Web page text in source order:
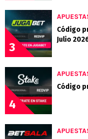
3
Código
Julio
4
Código